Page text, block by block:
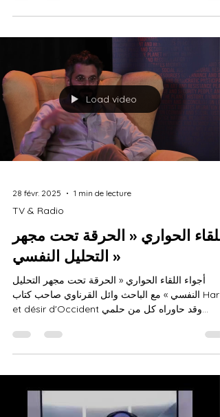
Load video
28 févr. 2025 1 min de lecture
TV & Radio
اللقاء الحواري « الحرقة تحت مجهر
التحليل النفسي »
أجواء اللقاء الحواري « الحرقة تحت مجهر التحليل
النفسي » مع الباحث وائل القرناوي صاحب كتاب Harga
et désir d'Occident وقد حاوراه كل من حلمي...